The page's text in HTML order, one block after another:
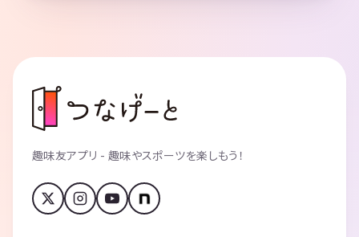
趣味友アプリ - 趣味やスポーツを楽しもう！